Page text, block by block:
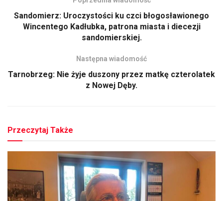
Sandomierz: Uroczystości ku czci błogosławionego
Wincentego Kadłubka, patrona miasta i diecezji
sandomierskiej.
Następna wiadomość
Tarnobrzeg: Nie żyje duszony przez matkę czterolatek
z Nowej Dęby.
Przeczytaj Także